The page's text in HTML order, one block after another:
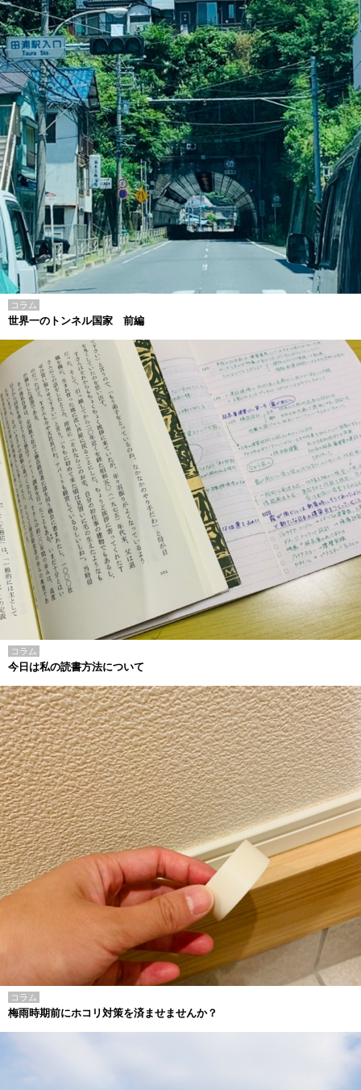
コラム
世界一のトンネル国家 前編
コラム
今日は私の読書方法について
コラム
梅雨時期前にホコリ対策を済ませませんか？